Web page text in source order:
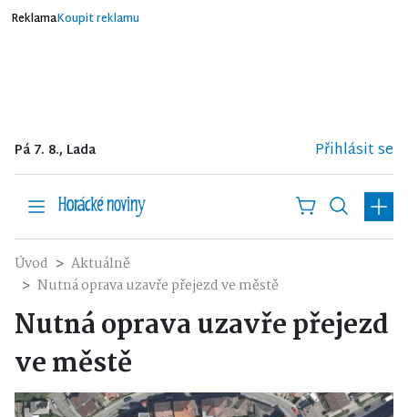
ReklamaKoupit reklamu
Pá 7. 8., Lada Přihlásit se
Úvod
Aktuálně
Nutná oprava uzavře přejezd ve městě
Nutná oprava uzavře přejezd
ve městě